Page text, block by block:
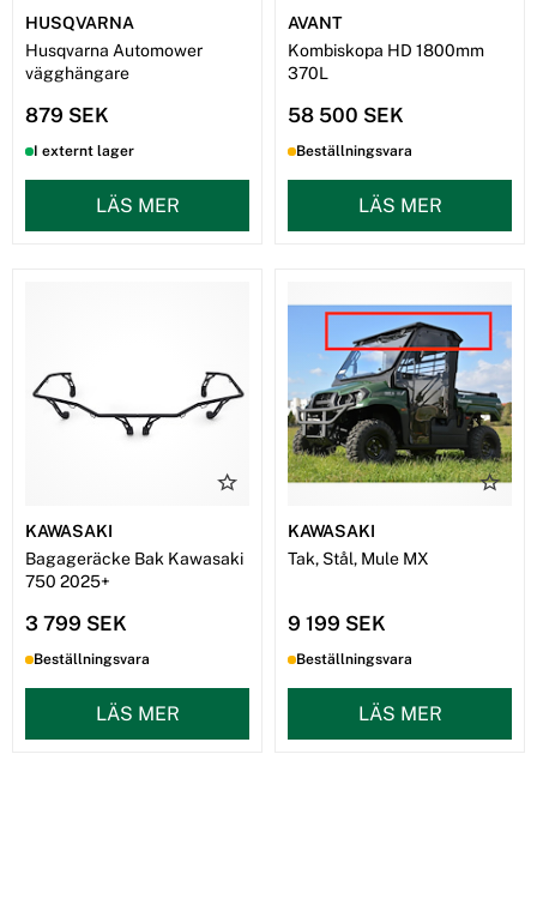
HUSQVARNA
Husqvarna Automower
vägghängare
879 SEK
I externt lager
LÄS MER
AVANT
Kombiskopa HD 1800mm
370L
58 500 SEK
Beställningsvara
LÄS MER
KAWASAKI
Bagageräcke Bak Kawasaki
750 2025+
3 799 SEK
Beställningsvara
LÄS MER
KAWASAKI
Tak, Stål, Mule MX
9 199 SEK
Beställningsvara
LÄS MER